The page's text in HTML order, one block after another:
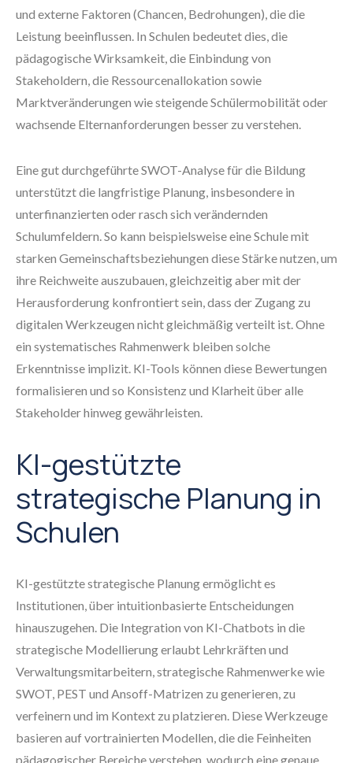
und externe Faktoren (Chancen, Bedrohungen), die die
Leistung beeinflussen. In Schulen bedeutet dies, die
pädagogische Wirksamkeit, die Einbindung von
Stakeholdern, die Ressourcenallokation sowie
Marktveränderungen wie steigende Schülermobilität oder
wachsende Elternanforderungen besser zu verstehen.
Eine gut durchgeführte SWOT-Analyse für die Bildung
unterstützt die langfristige Planung, insbesondere in
unterfinanzierten oder rasch sich verändernden
Schulumfeldern. So kann beispielsweise eine Schule mit
starken Gemeinschaftsbeziehungen diese Stärke nutzen, um
ihre Reichweite auszubauen, gleichzeitig aber mit der
Herausforderung konfrontiert sein, dass der Zugang zu
digitalen Werkzeugen nicht gleichmäßig verteilt ist. Ohne
ein systematisches Rahmenwerk bleiben solche
Erkenntnisse implizit. KI-Tools können diese Bewertungen
formalisieren und so Konsistenz und Klarheit über alle
Stakeholder hinweg gewährleisten.
KI-gestützte
strategische Planung in
Schulen
KI-gestützte strategische Planung ermöglicht es
Institutionen, über intuitionbasierte Entscheidungen
hinauszugehen. Die Integration von KI-Chatbots in die
strategische Modellierung erlaubt Lehrkräften und
Verwaltungsmitarbeitern, strategische Rahmenwerke wie
SWOT, PEST und Ansoff-Matrizen zu generieren, zu
verfeinern und im Kontext zu platzieren. Diese Werkzeuge
basieren auf vortrainierten Modellen, die die Feinheiten
pädagogischer Bereiche verstehen, wodurch eine genaue